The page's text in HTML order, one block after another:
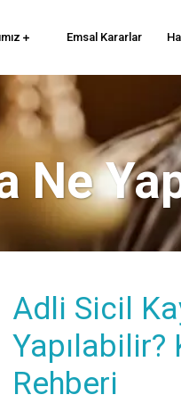
Emsal Kararlar
Ne
Adli Sicil
Yapılabilir?
Rehberi